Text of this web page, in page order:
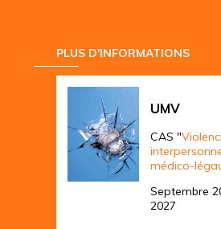
PLUS D'INFORMATIONS
UMV
CAS "
médico-
Septembre
2027